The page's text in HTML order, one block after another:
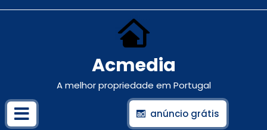
Acmedia
A melhor propriedade em Portugal
anúncio grátis